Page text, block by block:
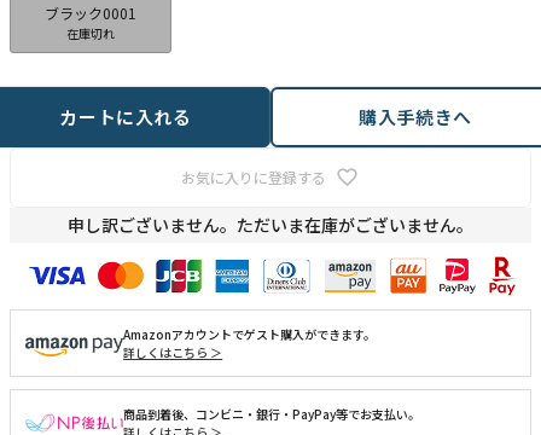
ブラック0001
在庫切れ
お気に入りに登録する
カートに入れる 購入手続きへ
申し訳ございません。ただいま在庫がございません。
Amazonアカウントでゲスト購入ができます。
詳しくはこちら ＞
商品到着後、コンビニ・銀行・PayPay等でお支払い。